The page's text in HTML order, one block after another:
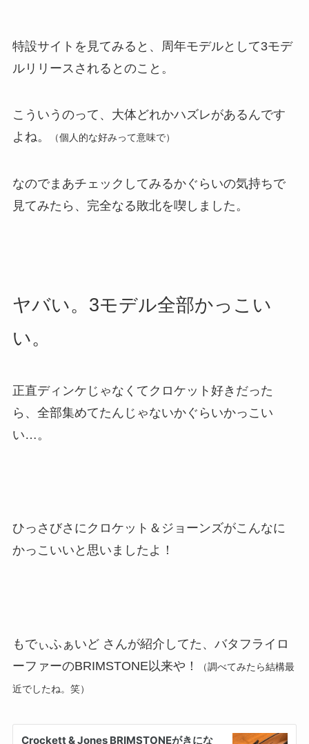
特設サイトを見てみると、周年モデルとして3モデ
ルリリースされるとのこと。
こういうのって、大体どれかハズレがあるんです
よね。
（個人的な好みって意味で）
なのでまあチェックしてみるかぐらいの気持ちで
見てみたら、完全なる敗北を喫しました。
ヤバい。3モデル全部かっこい
い。
正直ディンケじゃなくてクロケット好きだった
ら、全部集めてたんじゃないかぐらいかっこい
い…。
ひっさびさにクロケット＆ジョーンズがこんなに
かっこいいと思いましたよ！
もでぃふぁいど さんが紹介してた、バタフライロ
ーファーのBRIMSTONE以来や！
（調べてみたら結構最
近でしたね。笑）